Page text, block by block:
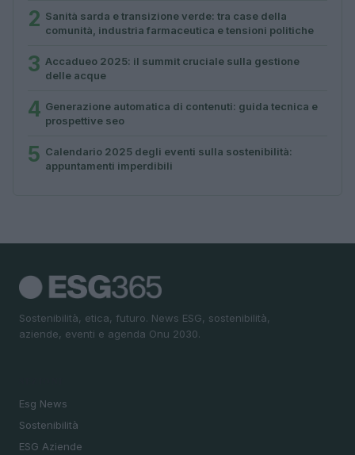
2 Sanità sarda e transizione verde: tra case della
comunità, industria farmaceutica e tensioni politiche
3 Accadueo 2025: il summit cruciale sulla gestione
delle acque
4 Generazione automatica di contenuti: guida tecnica e
prospettive seo
5 Calendario 2025 degli eventi sulla sostenibilità:
appuntamenti imperdibili
Sostenibilità, etica, futuro. News ESG, sostenibilità,
aziende, eventi e agenda Onu 2030.
Esg News
Sostenibilità
ESG Aziende